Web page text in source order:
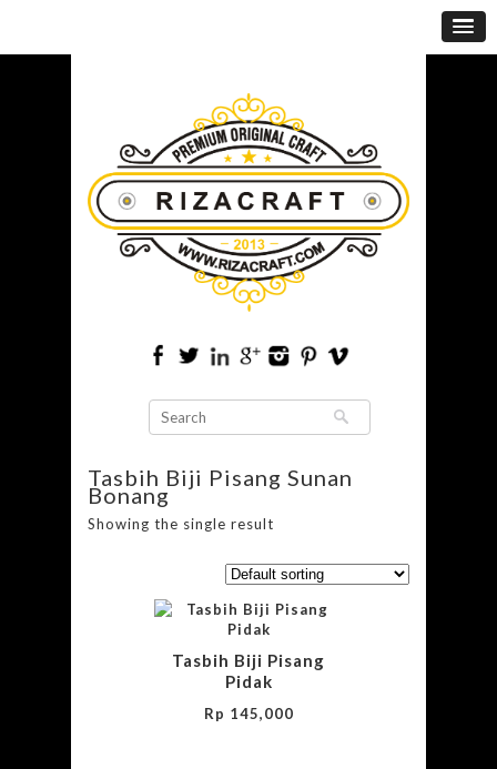
Tasbih Biji Pisang Sunan
Bonang
Showing the single result
Tasbih Biji Pisang
Pidak
Rp 145,000